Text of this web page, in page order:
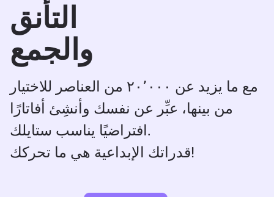
التأنق
والجمع
مع ما يزيد عن ٢٠٬٠٠٠ من العناصر للاختيار
من بينها، عبِّر عن نفسك وأنشِئ أفاتارًا
افتراضيًا يناسب ستايلك.
قدراتك الإبداعية هي ما تحركك!